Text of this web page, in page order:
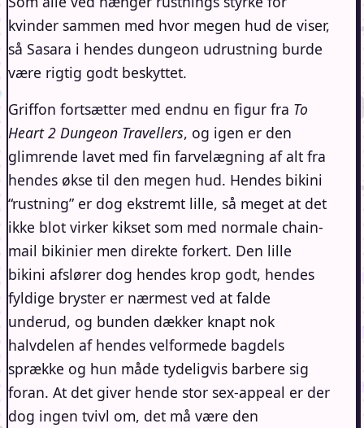
kvinder sammen med hvor megen hud de viser,
så Sasara i hendes dungeon udrustning burde
være rigtig godt beskyttet.
Griffon fortsætter med endnu en figur fra To
Heart 2 Dungeon Travellers, og igen er den
glimrende lavet med fin farvelægning af alt fra
hendes økse til den megen hud. Hendes bikini
“rustning” er dog ekstremt lille, så meget at det
ikke blot virker kikset som med normale chain-
mail bikinier men direkte forkert. Den lille
bikini afslører dog hendes krop godt, hendes
fyldige bryster er nærmest ved at falde
underud, og bunden dækker knapt nok
halvdelen af hendes velformede bagdels
sprække og hun måde tydeligvis barbere sig
foran. At det giver hende stor sex-appeal er der
dog ingen tvivl om, det må være den